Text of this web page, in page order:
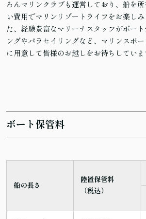
ろんマリンクラブも運営しており、船を
い費用でマリンリゾートライフをお楽しみ
た、経験豊富なマリーナスタッフがボー
ングやパラセイリングなど、マリンスポ
に用意して皆様のお越しをお待ちしていま
ボート保管料
船の長さ
陸置保管料
（税込）